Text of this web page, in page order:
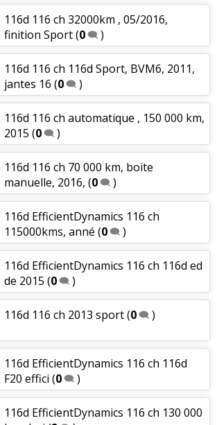
116d 116 ch 32000km , 05/2016,
finition Sport(0 )
116d 116 ch 116d Sport, BVM6, 2011,
jantes 16 (0 )
116d 116 ch automatique , 150 000 km,
2015 (0 )
116d 116 ch 70 000 km, boite
manuelle, 2016, (0 )
116d EfficientDynamics 116 ch
115000kms, anné (0 )
116d EfficientDynamics 116 ch 116d ed
de 2015 (0 )
116d 116 ch 2013 sport(0 )
116d EfficientDynamics 116 ch 116d
F20 effici (0 )
116d EfficientDynamics 116 ch 130 000